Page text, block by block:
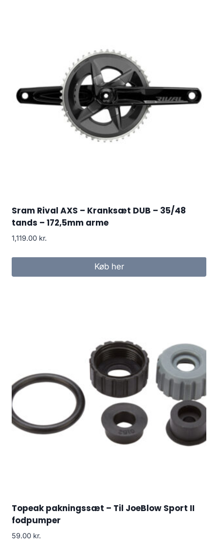
Sram Rival AXS – Kranksæt DUB – 35/48
tands – 172,5mm arme
1,119.00 kr.
Køb her
Topeak pakningssæt – Til JoeBlow Sport II
fodpumper
59.00 kr.